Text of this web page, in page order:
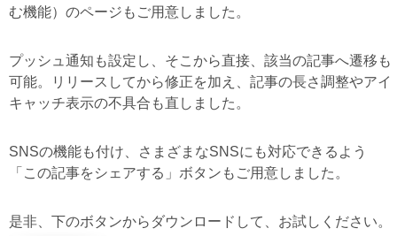
む機能）のページもご用意しました。
プッシュ通知も設定し、そこから直接、該当の記事へ遷移も
可能。リリースしてから修正を加え、記事の長さ調整やアイ
キャッチ表示の不具合も直しました。
SNSの機能も付け、さまざまなSNSにも対応できるよう
「この記事をシェアする」ボタンもご用意しました。
是非、下のボタンからダウンロードして、お試しください。